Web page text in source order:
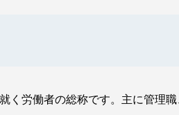
く労働者の総称です。主に管理